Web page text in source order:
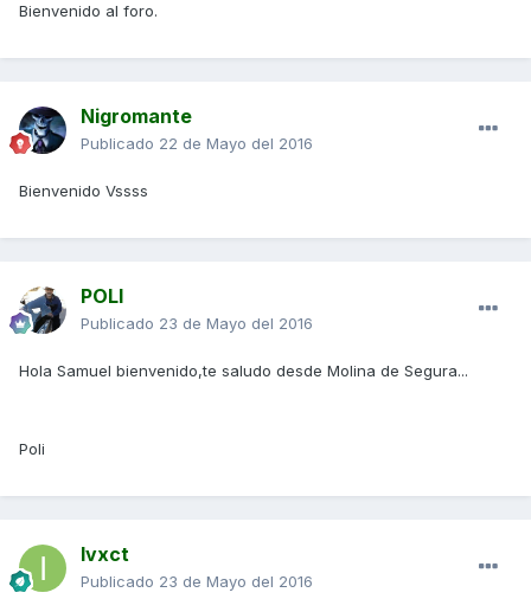
Bienvenido al foro.
Nigromante
Publicado 22 de Mayo del 2016
Bienvenido Vssss
POLI
Publicado 23 de Mayo del 2016
Hola Samuel bienvenido,te saludo desde Molina de Segura...
Poli
Ivxct
Publicado 23 de Mayo del 2016